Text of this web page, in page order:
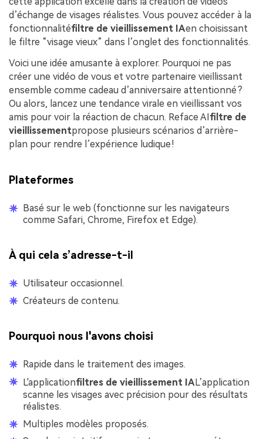
d’échange de visages réalistes. Vous pouvez accéder à la
fonctionnalitéfiltre de vieillissement IAen choisissant
le filtre “visage vieux” dans l’onglet des fonctionnalités.
Voici une idée amusante à explorer. Pourquoi ne pas
créer une vidéo de vous et votre partenaire vieillissant
ensemble comme cadeau d’anniversaire attentionné ?
Ou alors, lancez une tendance virale en vieillissant vos
amis pour voir la réaction de chacun. Reface AIfiltre de
vieillissementpropose plusieurs scénarios d’arrière-
plan pour rendre l’expérience ludique !
Plateformes
Basé sur le web (fonctionne sur les navigateurs
comme Safari, Chrome, Firefox et Edge).
À qui cela s’adresse-t-il
Utilisateur occasionnel.
Créateurs de contenu.
Pourquoi nous l'avons choisi
Rapide dans le traitement des images.
L'applicationfiltres de vieillissement IAL’application
scanne les visages avec précision pour des résultats
réalistes.
Multiples modèles proposés.